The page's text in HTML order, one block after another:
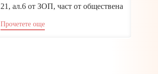
21, ал.6 от ЗОП, част от обществена
Прочетете още